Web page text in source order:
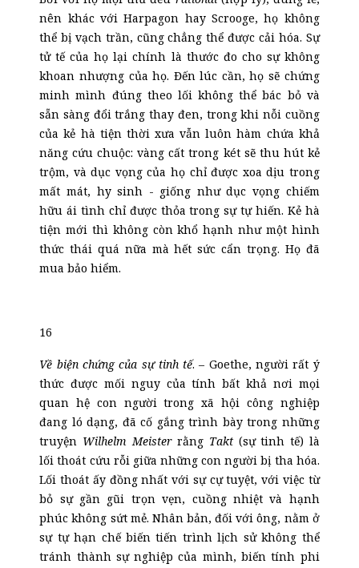
nên khác với Harpagon hay Scrooge, họ không
thể bị vạch trần, cũng chẳng thể được cải hóa. Sự
tử tế của họ lại chính là thước đo cho sự không
khoan nhượng của họ. Đến lúc cần, họ sẽ chứng
minh mình đúng theo lối không thể bác bỏ và
sẵn sàng đổi trắng thay đen, trong khi nỗi cuồng
của kẻ hà tiện thời xưa vẫn luôn hàm chứa khả
năng cứu chuộc: vàng cất trong két sẽ thu hút kẻ
trộm, và dục vọng của họ chỉ được xoa dịu trong
mất mát, hy sinh - giống như dục vọng chiếm
hữu ái tình chỉ được thỏa trong sự tự hiến. Kẻ hà
tiện mới thì không còn khổ hạnh như một hình
thức thái quá nữa mà hết sức cẩn trọng. Họ đã
mua bảo hiểm.
16
Về biện chứng của sự tinh tế. – Goethe, người rất ý
thức được mối nguy của tính bất khả nơi mọi
quan hệ con người trong xã hội công nghiệp
đang ló dạng, đã cố gắng trình bày trong những
truyện Wilhelm Meisterrằng Takt (sự tinh tế) là
lối thoát cứu rỗi giữa những con người bị tha hóa.
Lối thoát ấy đồng nhất với sự cự tuyệt, với việc từ
bỏ sự gần gũi trọn vẹn, cuồng nhiệt và hạnh
phúc không sứt mẻ. Nhân bản, đối với ông, nằm ở
sự tự hạn chế biến tiến trình lịch sử không thể
tránh thành sự nghiệp của mình, biến tính phi